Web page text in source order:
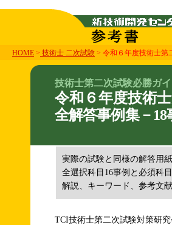
HOME > 技術士 二次試験 > 令和６年度技術士第
技術士第二次試験必勝ガ
令和６年度技術
全解答事例集－18
実際の試験と同様の解答用
全選択科目16事例と必須科
解説、キーワード、参考文
TCI技術士第二次試験対策研